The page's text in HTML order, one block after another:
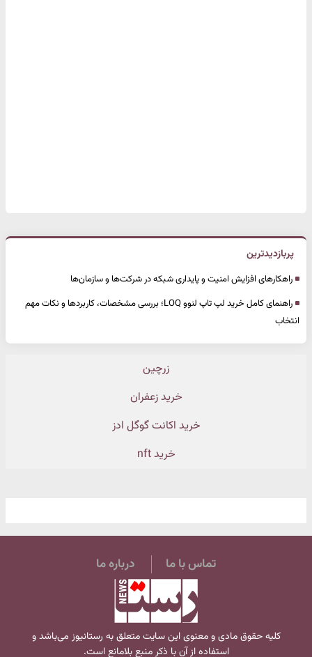
پربازدیدترین
راهکارهای افزایش امنیت و پایداری شبکه در شرکت‌ها و سازمان‌ها
راهنمای کامل خرید لپ تاپ لنوو LOQ؛ بررسی مشخصات، کاربردها و نکات مهم
انتخاب
زرچین
خرید زعفران
خرید اکانت گوگل ادز
خرید nft
تماس با ما درباره ما
کلیه حقوق مادی و معنوی این سایت متعلق به رستانیوز می‌باشد و
استفاده از آن با ذکر منبع بلامانع است.